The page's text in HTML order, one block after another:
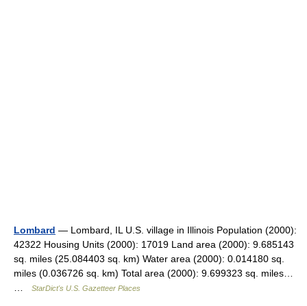
Lombard — Lombard, IL U.S. village in Illinois Population (2000):
42322 Housing Units (2000): 17019 Land area (2000): 9.685143
sq. miles (25.084403 sq. km) Water area (2000): 0.014180 sq.
miles (0.036726 sq. km) Total area (2000): 9.699323 sq. miles…
StarDict's U.S. Gazetteer Places